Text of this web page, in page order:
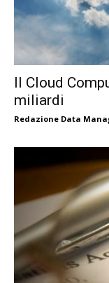
Il Cloud
miliardi
Redazione Data